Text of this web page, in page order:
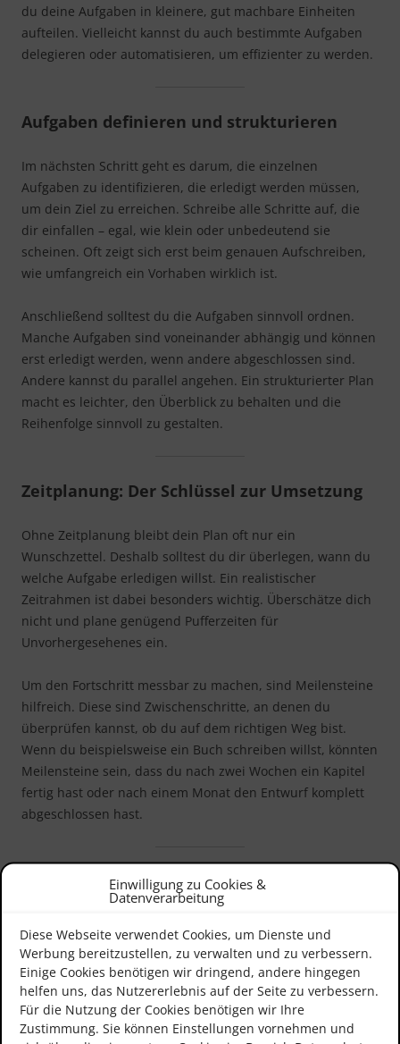
Einwilligung zu Cookies &
Datenverarbeitung
Diese Webseite verwendet Cookies, um Dienste und
Werbung bereitzustellen, zu verwalten und zu verbessern.
Einige Cookies benötigen wir dringend, andere hingegen
helfen uns, das Nutzererlebnis auf der Seite zu verbessern.
Für die Nutzung der Cookies benötigen wir Ihre
Zustimmung. Sie können Einstellungen vornehmen und
du deine Aufgaben in kleinere, gut machbare Einheiten
aufteilen. Vielleicht kannst du auch bestimmte Aufgaben
delegieren oder automatisieren, um effizienter zu werden.
Aufgaben definieren und strukturieren
Im nächsten Schritt geht es darum, die einzelnen
Aufgaben zu identifizieren, die erledigt werden müssen,
um dein Ziel zu erreichen. Schreibe alle Schritte auf, die
dir einfallen – egal, wie klein oder unbedeutend sie
scheinen. Oft zeigt sich erst beim genauen Aufschreiben,
wie umfangreich ein Vorhaben wirklich ist.
Anschließend solltest du die Aufgaben sinnvoll ordnen.
Manche Aufgaben sind voneinander abhängig und können
erst erledigt werden, wenn andere abgeschlossen sind.
Andere kannst du parallel angehen. Ein strukturierter Plan
macht es leichter, den Überblick zu behalten und die
Reihenfolge sinnvoll zu gestalten.
Zeitplanung: Der Schlüssel zur Umsetzung
Ohne Zeitplanung bleibt dein Plan oft nur ein
Wunschzettel. Deshalb solltest du dir überlegen, wann du
welche Aufgabe erledigen willst. Ein realistischer
Zeitrahmen ist dabei besonders wichtig. Überschätze dich
nicht und plane genügend Pufferzeiten für
Unvorhergesehenes ein.
Um den Fortschritt messbar zu machen, sind Meilensteine
hilfreich. Diese sind Zwischenschritte, an denen du
überprüfen kannst, ob du auf dem richtigen Weg bist.
Wenn du beispielsweise ein Buch schreiben willst, könnten
Meilensteine sein, dass du nach zwei Wochen ein Kapitel
fertig hast oder nach einem Monat den Entwurf komplett
abgeschlossen hast.
Den Plan schriftlich festhalten und
visualisieren
Ein Plan lebt davon, dass er klar und übersichtlich ist.
Schreibe deinen Plan deshalb am besten schriftlich auf.
Dabei gibt es viele Möglichkeiten: Du kannst eine einfache
To-Do-Liste erstellen, eine Tabelle anlegen oder den Plan
mit einem Kalender verknüpfen.